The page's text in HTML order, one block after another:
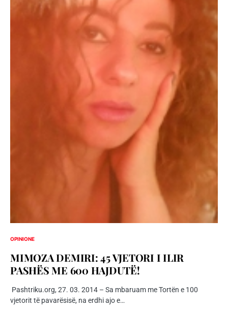
OPINIONE
MIMOZA DEMIRI: 45 VJETORI I ILIR
PASHËS ME 600 HAJDUTË!
Pashtriku.org, 27. 03. 2014 – Sa mbaruam me Tortën e 100
vjetorit të pavarësisë, na erdhi ajo e…